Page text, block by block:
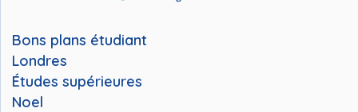
Bons plans étudiant
Londres
Études supérieures
Noel